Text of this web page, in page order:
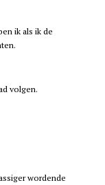
ik als ik de
volgen.
wordende